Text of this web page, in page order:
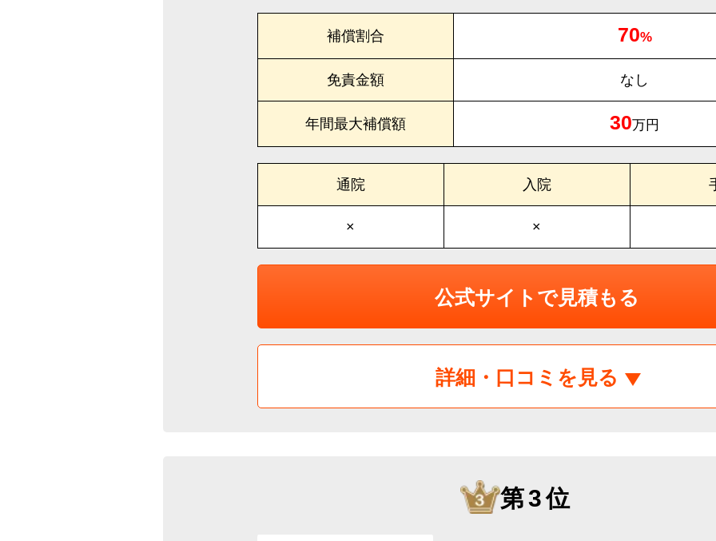
補償割合 70%
免責金額 なし
年間最大補償額 30万円
通院 入院
× ×
公式サイトで見積もる
詳細・口コミを見る
第3位